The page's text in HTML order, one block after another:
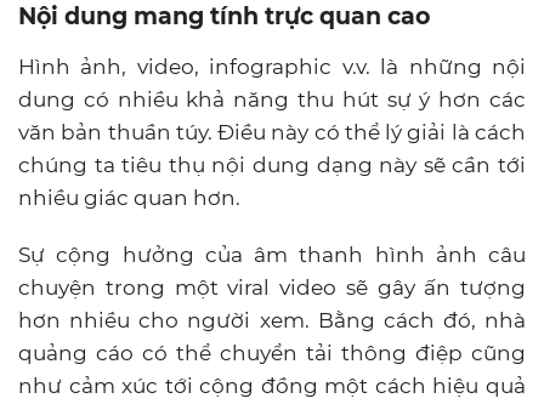
Nội dung mang tính trực quan cao
Hình ảnh, video, infographic v.v. là những nội
dung có nhiều khả năng thu hút sự ý hơn các
văn bản thuần túy. Điều này có thể lý giải là cách
chúng ta tiêu thụ nội dung dạng này sẽ cần tới
nhiều giác quan hơn.
Sự cộng hưởng của âm thanh hình ảnh câu
chuyện trong một viral video sẽ gây ấn tượng
hơn nhiều cho người xem. Bằng cách đó, nhà
quảng cáo có thể chuyển tải thông điệp cũng
như cảm xúc tới cộng đồng một cách hiệu quả